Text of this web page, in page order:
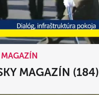
MAGAZÍN (184)